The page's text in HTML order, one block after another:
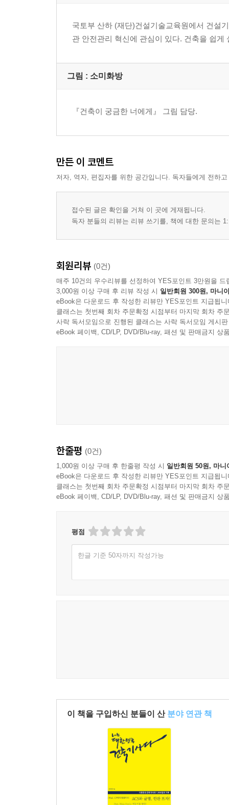
BIM과 가상설계시공
제조화 건설
지능형 장비와 로봇
정리: 새로운 기술이 미래 건축에 어떤 영향을 미치
건축 분야별 역량체계 및 관련 용어
건축설계 분야 필요 지식 및 기술
건축설비설계 분야 필요 지식 및 기술
건축공사감리 분야 필요 지식 및 기술
건축시공 분야 필요 지식 및 기술
정리: 건축 전문가의 커리어는 어떻게 관리하더라?
해외사례: 싱가포르의 Skills Frameworks
7. 미래 건축 전문가로 성장하려면 어떻게 해야 하
전문가로 성장해야 하는 이유와 의미
유망한 건축 전문 분야
국토부 산하 (재단)건설기술교육원에서 건설
관 안전관리 혁신에 관심이 있다. 건축을 쉽
그림 : 소미화방
『건축이 궁금한 너에게』 그림 담당.
만든 이 코멘트
저자, 역자, 편집자를 위한 공간입니다. 독자들에게 전하
접수된 글은 확인을 거쳐 이 곳에 게재됩니다.
독자 분들의 리뷰는 리뷰 쓰기를, 책에 대한 문의는
회원리뷰 (0건)
매주 10건의 우수리뷰를 선정하여 YES포인트 3만원을 드
3,000원 이상 구매 후 리뷰 작성 시 일반회원 300원, 마니
eBook은 다운로드 후 작성한 리뷰만 YES포인트 지급됩니
클래스는 첫번째 회차 주문확정 시점부터 마지막 회차 주
사락 독서모임으로 진행된 클래스는 사락 독서모임 게시
eBook 페이백, CD/LP, DVD/Blu-ray, 패션 및 판매금지 상
한줄평 (0건)
1,000원 이상 구매 후 한줄평 작성 시 일반회원 50원, 마니
eBook은 다운로드 후 작성한 리뷰만 YES포인트 지급됩니
클래스는 첫번째 회차 주문확정 시점부터 마지막 회차 주
eBook 페이백, CD/LP, DVD/Blu-ray, 패션 및 판매금지 상
평점
한글 기준 50자까지 작성가능
이 책을 구입하신 분들이 산 분야 연관 책